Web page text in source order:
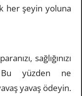
her şeyin yoluna
sağlığınızı
yüzden ne
yavaş ödeyin.